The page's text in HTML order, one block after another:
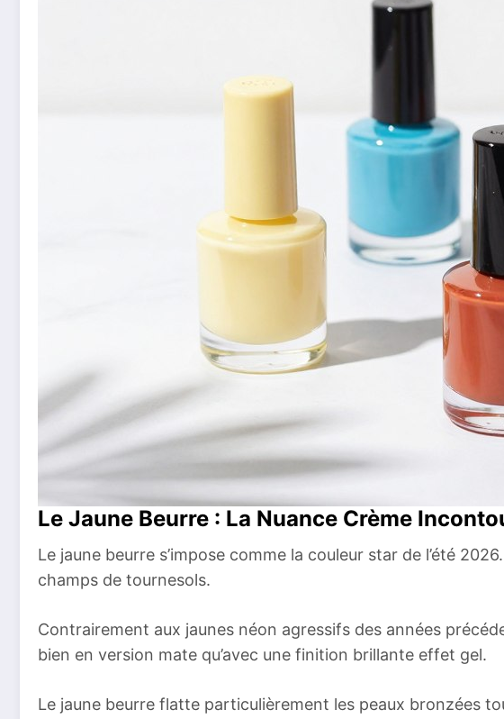
Le Jaune Beurre : La Nuance Crème
Le jaune beurre s’impose comme la couleur star de l’été
champs de tournesols.
Contrairement aux jaunes néon agressifs des années
bien en version mate qu’avec une finition brillante effet gel.
Le jaune beurre flatte particulièrement les peaux bronzées